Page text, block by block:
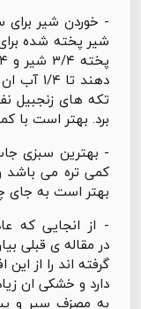
- خوردن شیر برای
شیر پخته شده
دهند
تکه های زنجبیل
برد. بهتر است با
- بهترین سبزی
کمی تره می
بهتر است به جای
- از انجایی که
در مقاله ی قبلی
گرفته اند را از
دارد و خشکی ان
به مصزف سیر و